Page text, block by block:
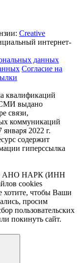
Creative
интернет-
данных
Согласие на
квалификаций
СМИ выдано
связи,
коммуникаций
2022 г.
содержит
гиперссылка
АНО НАРК (ИНН
cookies
хотите, чтобы Ваши
просим
пользовательских
покинуть сайт.